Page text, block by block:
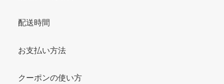
配送時間
お支払い方法
クーポンの使い方